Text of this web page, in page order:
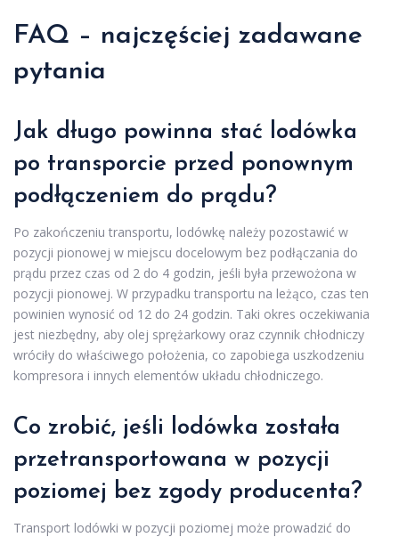
FAQ – najczęściej zadawane
pytania
Jak długo powinna stać lodówka
po transporcie przed ponownym
podłączeniem do prądu?
Po zakończeniu transportu, lodówkę należy pozostawić w
pozycji pionowej w miejscu docelowym bez podłączania do
prądu przez czas od 2 do 4 godzin, jeśli była przewożona w
pozycji pionowej. W przypadku transportu na leżąco, czas ten
powinien wynosić od 12 do 24 godzin. Taki okres oczekiwania
jest niezbędny, aby olej sprężarkowy oraz czynnik chłodniczy
wróciły do właściwego położenia, co zapobiega uszkodzeniu
kompresora i innych elementów układu chłodniczego.
Co zrobić, jeśli lodówka została
przetransportowana w pozycji
poziomej bez zgody producenta?
Transport lodówki w pozycji poziomej może prowadzić do